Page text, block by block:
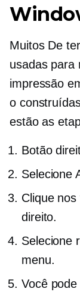
Muitos De
usadas para
impressão
o
estão as
Botão
Selecione
Clique
direito.
Selecione
menu.
Você